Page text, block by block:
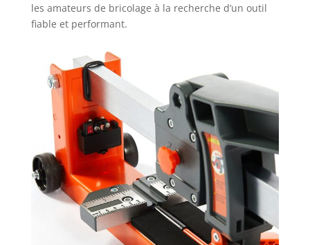
les amateurs de bricolage à la recherche d’un outil
fiable et performant.